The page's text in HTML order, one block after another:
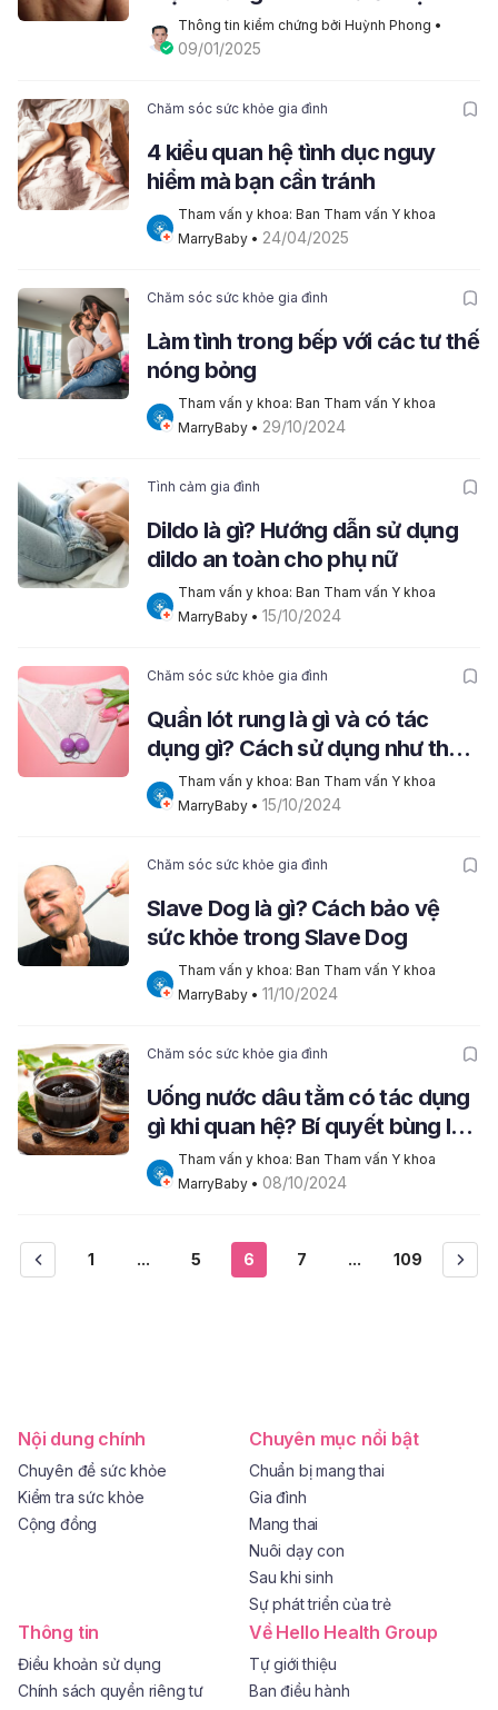
Thông tin kiểm chứng bởi Huỳnh Phong
09/01/2025
Chăm sóc sức khỏe gia đình
4 kiểu quan hệ tình dục nguy
hiểm mà bạn cần tránh
Tham vấn y khoa: Ban Tham vấn Y khoa
MarryBaby • 24/04/2025
Chăm sóc sức khỏe gia đình
Làm tình trong bếp với các tư thế
nóng bỏng
Tham vấn y khoa: Ban Tham vấn Y khoa
MarryBaby • 29/10/2024
Tình cảm gia đình
Dildo là gì? Hướng dẫn sử dụng
dildo an toàn cho phụ nữ
Tham vấn y khoa: Ban Tham vấn Y khoa
MarryBaby • 15/10/2024
Chăm sóc sức khỏe gia đình
Quần lót rung là gì và có tác
dụng gì? Cách sử dụng như thế
nào?Tham vấn y khoa: Ban Tham vấn Y khoa
MarryBaby • 15/10/2024
Chăm sóc sức khỏe gia đình
Slave Dog là gì? Cách bảo vệ
sức khỏe trong Slave Dog
Tham vấn y khoa: Ban Tham vấn Y khoa
MarryBaby • 11/10/2024
Chăm sóc sức khỏe gia đình
Uống nước dâu tằm có tác dụng
gì khi quan hệ? Bí quyết bùng lửa
yêuTham vấn y khoa: Ban Tham vấn Y khoa
MarryBaby • 08/10/2024
1 ... 5 6 7 ... 109
Nội dung chính
Chuyên đề sức khỏe
Kiểm tra sức khỏe
Cộng đồng
Chuyên mục nổi bật
Chuẩn bị mang thai
Gia đình
Mang thai
Nuôi dạy con
Sau khi sinh
Sự phát triển của trẻ
Thông tin
Điều khoản sử dụng
Chính sách quyền riêng tư
Về Hello Health Group
Tự giới thiệu
Ban điều hành